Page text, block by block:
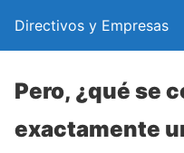
Directivos y Empresas
Pero, ¿qué se
exactamente